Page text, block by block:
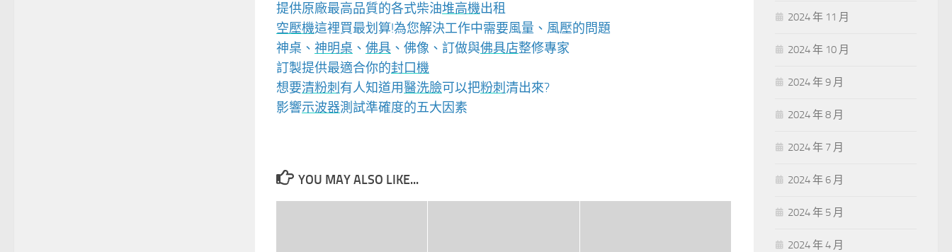
提供原廠最高品質的各式柴油堆高機出租
空壓機這裡買最划算!為您解決工作中需要風量、風壓的問題
神桌、 神明桌 、 佛具 、佛像、訂做與佛具店整修專家
訂製提供最適合你的封口機
想要清粉刺 有人知道用醫洗臉可以把粉刺 清出來?
影響示波器測試準確度的五大因素
YOU MAY ALSO LIKE...
2024 年 11 月
2024 年 10 月
2024 年 9 月
2024 年 8 月
2024 年 7 月
2024 年 6 月
2024 年 5 月
2024 年 4 月